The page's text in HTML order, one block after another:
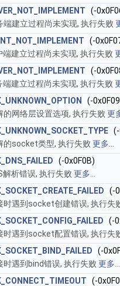
(-
建立过程尚未实现, 执行失败
(-
建立过程尚未实现, 执行失败
(-
建立过程尚未实现, 执行失败
(-
网络层设置选项, 执行失败 更
(-
的socket类型, 执行失败 更多...
(-0x0F0B)
解析错误, 执行失败 更多...
(-
时遇到socket创建错误, 执行失
(-
时遇到socket配置错误, 执行失
(-
遇到bind错误, 执行失败 更多...
(-